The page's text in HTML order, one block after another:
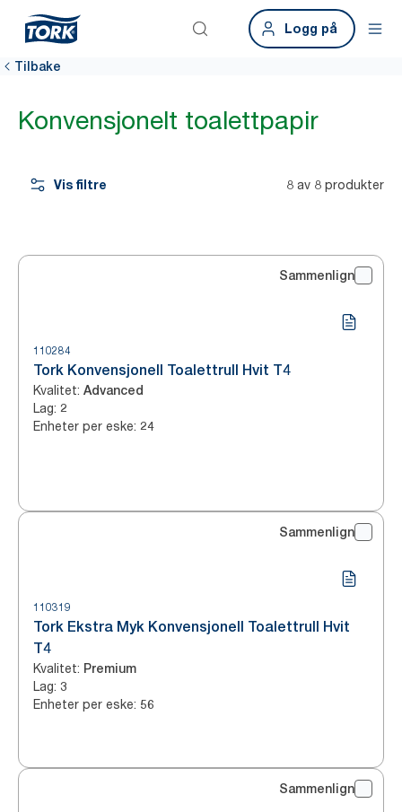
Logg på
Tilbake
Konvensjonelt toalettpapir
Vis filtre 8 av 8 produkter
Sammenlign
110284
Tork Konvensjonell Toalettrull Hvit T4
Kvalitet: Advanced
Lag: 2
Enheter per eske: 24
Sammenlign
110319
Tork Ekstra Myk Konvensjonell Toalettrull Hvit
T4
Kvalitet: Premium
Lag: 3
Enheter per eske: 56
Sammenlign